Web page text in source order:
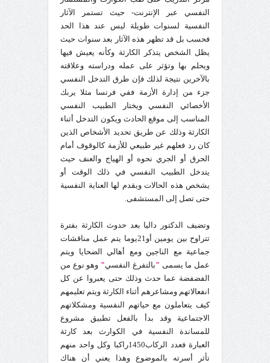
النفسي عبر الإنترنت- حيث تستمر الآثار
النفسية لسنوات طويلة ليس عند هذا الحد
فحسب بل قد تظهر هذه الآثار بعد سنوات حيث
يظل الشخص يتذكر الكارثة وكأنه يعيش فيها
ويحلم بها وتؤثر على عمله ودراسته وعلاقته
بالآخرين نتيجة لذلك فإن طرق التدخل النفسي
جزء من إدارة الأزمة ففي فرنسا مثلا يربك
الأخصائي النفسي ويختار الطبيب النفسي
المناسب إلى موقع الحادث ويكون التدخل أثناء
الكارثة وذلك عن طريق تحديد الأشخاص الذين
كان رد فعلهم غير طبيعي للأزمة كالوقوف أمام
الحرق أو الجري نحوه أو الهياج والعنف حيث
يتدخل الطبيب النفسي في ذلك الوقت أو
يشخص هذه الحالات ويقدم لها العناية النفسية
حتى تصل إلى المستشفى.
وتضيف الدكتور داليا بعد حدوث الكارثة بفترة
تتراوح بين يومين أو21يوما يتم عمل مناقشات
جماعية مع الناجين ومع أهالي الضحايا ويتم
عمل ما يسمى "بالتفرغ النفسي" وهو نوع من
الفضفضة عما حدث وذلك حتى يعبروا عن كل
انفعالاتهم ومشاعرهم أثناء الكارثة ويتم تعليمهم
كيف يتعاملون مع حياتهم النفسية ومشكلاتهم
الاجتماعية وقد بدأ بالفعل تطبيق مشروع
للمساندة النفسية في الكوارث بعد كارثة
العبارة فعدد الركاب1450راكبا وكل واحد منهم
تأثر أسرته بالموضوع وهذا يعني أن هناك